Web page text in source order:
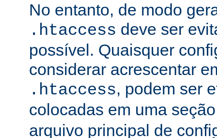
No entanto, de modo
.htaccess deve ser
possível. Quaisquer
considerar acrescentar
.htaccess, podem ser
colocadas em uma
arquivo principal de